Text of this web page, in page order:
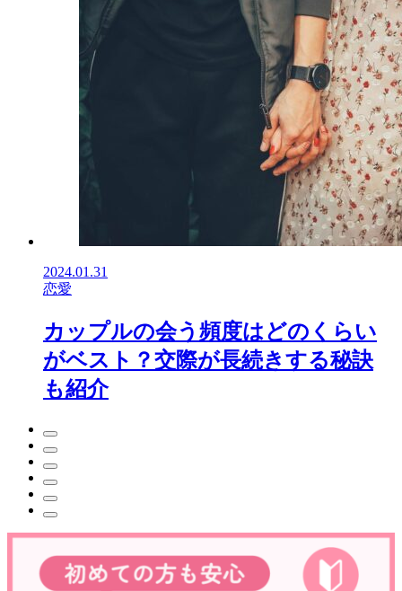
2024.01.31
恋愛
カップルの会う頻度はどのくらい
がベスト？交際が長続きする秘訣
も紹介